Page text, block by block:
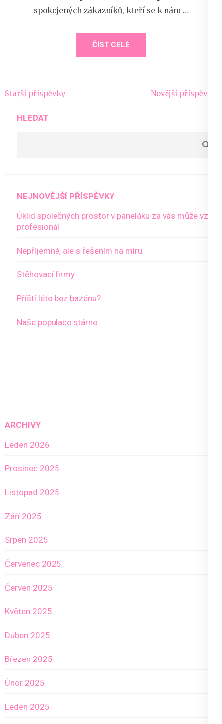
spokojených zákazníků, kteří se k nám …
ČÍST CELÉ
Navigace
příspěvky
Starší příspěvky Novější příspěvky
HLEDAT
NEJNOVĚJŠÍ PŘÍSPĚVKY
Úklid společných prostor v paneláku za vás může vzít
profesionál
Nepříjemné, ale s řešením na míru
Stěhovací firmy
Příští léto bez bazénu?
Naše populace stárne.
ARCHIVY
Leden 2026
Prosinec 2025
Listopad 2025
Září 2025
Srpen 2025
Červenec 2025
Červen 2025
Květen 2025
Duben 2025
Březen 2025
Únor 2025
Leden 2025